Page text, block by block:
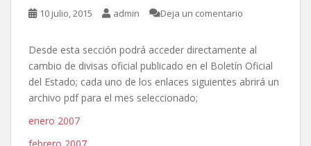
10 julio, 2015 admin Deja un comentario
Desde esta sección podrá acceder directamente al
cambio de divisas oficial publicado en el Boletín Oficial
del Estado; cada uno de los enlaces siguientes abrirá un
archivo pdf para el mes seleccionado;
enero 2007